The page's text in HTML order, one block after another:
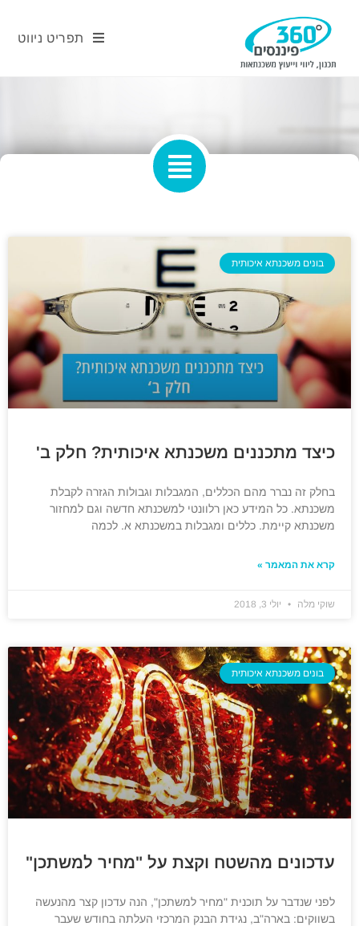
תפריט ניווט
בונים משכנתא איכותית
כיצד מתכננים משכנתא איכותית? חלק ב'
בחלק זה נברר מהם הכללים, המגבלות וגבולות הגזרה לקבלת
משכנתא. כל המידע כאן רלוונטי למשכנתא חדשה וגם למחזור
משכנתא קיימת. כללים ומגבלות במשכנתא א. לכמה
קרא את המאמר »
שוקי מלה יולי 3, 2018
בונים משכנתא איכותית
עדכונים מהשטח וקצת על "מחיר למשתכן"
לפני שנדבר על תוכנית "מחיר למשתכן", הנה עדכון קצר מהנעשה
בשווקים: בארה"ב, נגידת הבנק המרכזי העלתה בחודש שעבר